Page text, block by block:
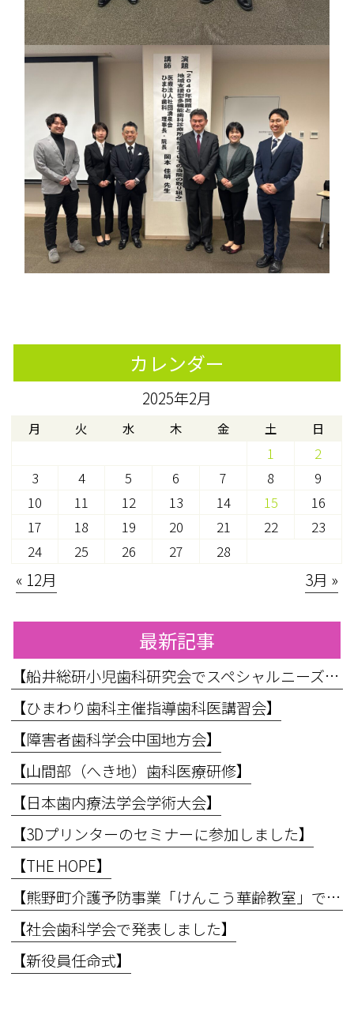
カレンダー
2025年2月
月 火 水 木 金 土 日
1
2
3
4 5 6 7 8
9
10
11 12 13 14 15
16
17
18 19 20 21 22
23
24
25 26 27 28
« 12月 3月 »
最新記事
【船井総研小児歯科研究会でスペシャルニーズ対応のお話をしてきました】
【ひまわり歯科主催指導歯科医講習会】
【障害者歯科学会中国地方会】
【山間部（へき地）歯科医療研修】
【日本歯内療法学会学術大会】
【3Dプリンターのセミナーに参加しました】
【THE HOPE】
【熊野町介護予防事業「けんこう華齢教室」で講義を行いました】
【社会歯科学会で発表しました】
【新役員任命式】